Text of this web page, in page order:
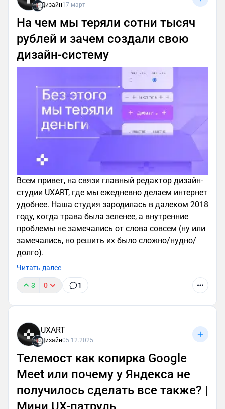
Дизайн17 март
На чем мы теряли сотни тысяч
рублей и зачем создали свою
дизайн-систему
Всем привет, на связи главный редактор дизайн-
студии UXART, где мы ежедневно делаем интернет
удобнее. Наша студия зародилась в далеком 2018
году, когда трава была зеленее, а внутренние
проблемы не замечались от слова совсем (ну или
замечались, но решить их было сложно/нудно/
долго).
Читать далее
3 0 1
UXART
Дизайн05.12.2025
Телемост как копирка Google
Meet или почему у Яндекса не
получилось сделать все также? |